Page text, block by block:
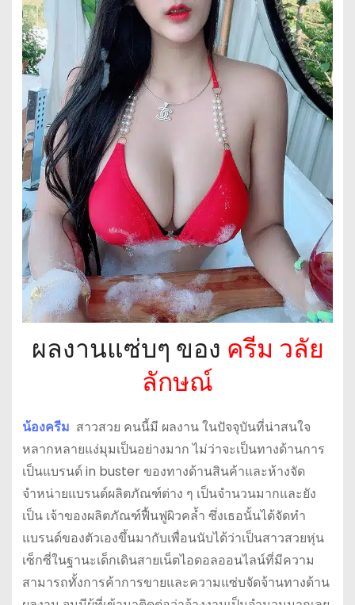
ผลงานแซ่บๆ ของ ครีม วลัย
ลักษณ์
น้องครีม สาวสวย คนนี้มี ผลงาน ในปัจจุบันที่น่าสนใจ
หลากหลายแง่มุมเป็นอย่างมาก ไม่ว่าจะเป็นทางด้านการ
เป็นแบรนด์ in buster ของทางด้านสินค้าและห้างจัด
จำหน่ายแบรนด์ผลิตภัณฑ์ต่าง ๆ เป็นจำนวนมากและยัง
เป็น เจ้าของผลิตภัณฑ์ฟื้นฟูผิวคล้ำ ซึ่งเธอนั้นได้จัดทำ
แบรนด์ของตัวเองขึ้นมากับเพื่อนนับได้ว่าเป็นสาวสวยหุ่น
เซ็กซี่ในฐานะเด็กเดินสายเน็ตไอดอลออนไลน์ที่มีความ
สามารถทั้งการค้าการขายและความแซ่บจัดจ้านทางด้าน